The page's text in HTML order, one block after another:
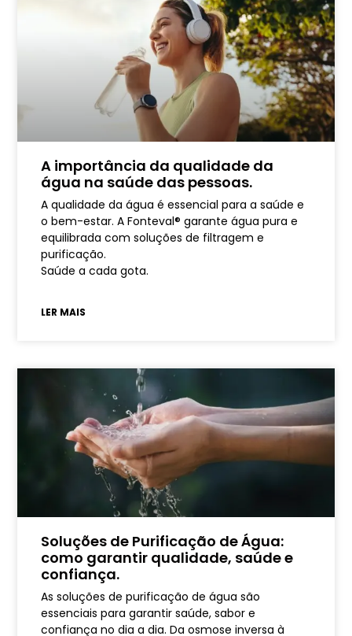
A importância da qualidade da
água na saúde das pessoas.
A qualidade da água é essencial para a saúde e
o bem-estar. A Fonteval® garante água pura e
equilibrada com soluções de filtragem e
purificação.
Saúde a cada gota.
LER MAIS
Soluções de Purificação de Água:
como garantir qualidade, saúde e
confiança.
As soluções de purificação de água são
essenciais para garantir saúde, sabor e
confiança no dia a dia. Da osmose inversa à